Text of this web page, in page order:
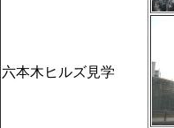
六本木ヒルズ見学